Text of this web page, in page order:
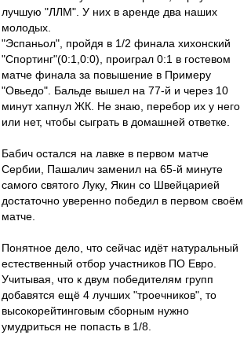
лучшую "ЛЛМ". У них в аренде два наших
молодых.
"Эспаньол", пройдя в 1/2 финала хихонский
"Спортинг"(0:1,0:0), проиграл 0:1 в гостевом
матче финала за повышение в Примеру
"Овьедо". Бальде вышел на 77-й и через 10
минут хапнул ЖК. Не знаю, перебор их у него
или нет, чтобы сыграть в домашней ответке.
Бабич остался на лавке в первом матче
Сербии, Пашалич заменил на 65-й минуте
самого святого Луку, Якин со Швейцарией
достаточно уверенно победил в первом своём
матче.
Понятное дело, что сейчас идёт натуральный
естественный отбор участников ПО Евро.
Учитывая, что к двум победителям групп
добавятся ещё 4 лучших "троечников", то
высокорейтинговым сборным нужно
умудриться не попасть в 1/8.